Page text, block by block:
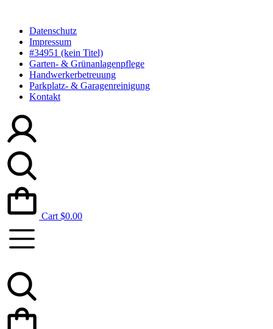
springenDatenschutz
Impressum
#34951 (kein Titel)
Garten- & Grünanlagenpflege
Handwerkerbetreuung
Parkplatz- & Garagenreinigung
Kontakt
Cart $0.00